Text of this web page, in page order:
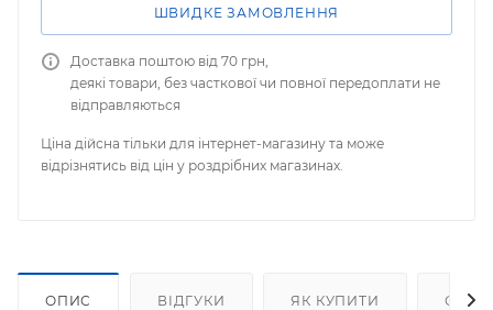
ШВИДКЕ ЗАМОВЛЕННЯ
Доставка поштою від 70 грн,
деякі товари, без часткової чи повної передоплати не
відправляються
Ціна дійсна тільки для інтернет-магазину та може
відрізнятись від цін у роздрібних магазинах.
ОПИС ВІДГУКИ ЯК КУПИТИ